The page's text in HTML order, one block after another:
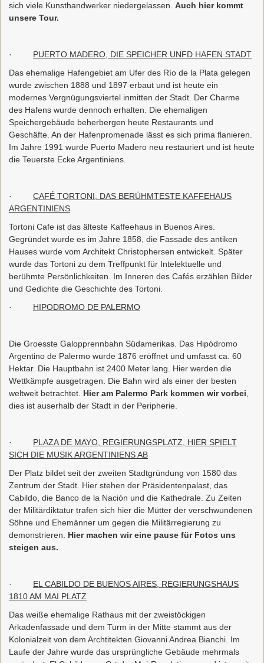
sich viele Kunsthandwerker niedergelassen. Auch hier kommt
unsere Tour.
· PUERTO MADERO, DIE SPEICHER UNFD HAFEN STADT
Das ehemalige Hafengebiet am Ufer des Río de la Plata gelegen
wurde zwischen 1888 und 1897 erbaut und ist heute ein
modernes Vergnügungsviertel inmitten der Stadt. Der Charme
des Hafens wurde dennoch erhalten. Die ehemaligen
Speichergebäude beherbergen heute Restaurants und
Geschäfte. An der Hafenpromenade lässt es sich prima flanieren.
Im Jahre 1991 wurde Puerto Madero neu restauriert und ist heute
die Teuerste Ecke Argentiniens.
· CAFÉ TORTONI, DAS BERÜHMTESTE KAFFEHAUS
ARGENTINIENS
Tortoni Cafe ist das älteste Kaffeehaus in Buenos Aires.
Gegründet wurde es im Jahre 1858, die Fassade des antiken
Hauses wurde vom Architekt Christophersen entwickelt. Später
wurde das Tortoni zu dem Treffpunkt für Intelektuelle und
berühmte Persönlichkeiten. Im Inneren des Cafés erzählen Bilder
und Gedichte die Geschichte des Tortoni.
· HIPODROMO DE PALERMO
Die Groesste Galopprennbahn Südamerikas. Das Hipódromo
Argentino de Palermo wurde 1876 eröffnet und umfasst ca. 60
Hektar. Die Hauptbahn ist 2400 Meter lang. Hier werden die
Wettkämpfe ausgetragen. Die Bahn wird als einer der besten
weltweit betrachtet. Hier am Palermo Park kommen wir vorbei
dies ist auserhalb der Stadt in der Peripherie.
· PLAZA DE MAYO, REGIERUNGSPLATZ, HIER SPIELT
SICH DIE MUSIK ARGENTINIENS AB
Der Platz bildet seit der zweiten Stadtgründung von 1580 das
Zentrum der Stadt. Hier stehen der Präsidentenpalast, das
Cabildo, die Banco de la Nación und die Kathedrale. Zu Zeiten
der Militärdiktatur trafen sich hier die Mütter der verschwundenen
Söhne und Ehemänner um gegen die Militärregierung zu
demonstrieren. Hier machen wir eine pause für Fotos uns
steigen aus.
· EL CABILDO DE BUENOS AIRES, REGIERUNGSHAUS
1810 AM MAI PLATZ
Das weiße ehemalige Rathaus mit der zweistöckigen
Arkadenfassade und dem Turm in der Mitte stammt aus der
Kolonialzeit von dem Archtitekten Giovanni Andrea Bianchi. Im
Laufe der Jahre wurde das ursprüngliche Gebäude mehrmals